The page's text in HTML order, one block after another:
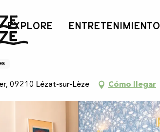
EXPLORE ENTRETENIMIENTO
de Lézat
- La casa de Lézat
09210 Lézat-sur-Lèze Cómo llegar